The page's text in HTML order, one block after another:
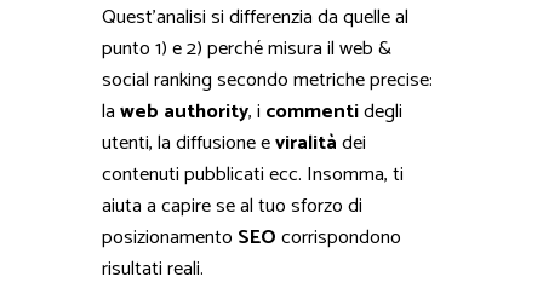
Quest’analisi si differenzia da quelle al
punto 1) e 2) perché misura il web &
social ranking secondo metriche precise:
laweb authority, i commentidegli
utenti, la diffusione eviralitàdei
contenuti pubblicati ecc. Insomma, ti
aiuta a capire se al tuo sforzo di
posizionamento SEOcorrispondono
risultati reali.